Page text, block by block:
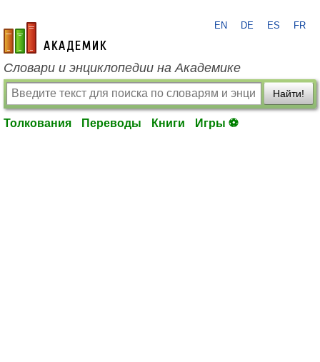
academic.ru
EN DE ES FR
Словари и энциклопедии на Академике
Найти!
Толкования Переводы Книги Игры ⚽